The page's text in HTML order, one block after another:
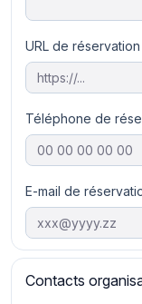
URL de réservation
Téléphone de
E-mail de
Contacts